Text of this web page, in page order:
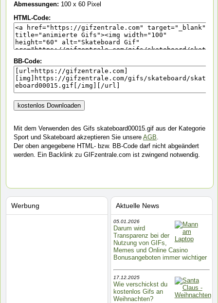
Abmessungen: 100 x 60 Pixel
HTML-Code:
BB-Code:
Mit dem Verwenden des Gifs skateboard00015.gif aus der Kategorie
Sport und Skateboard akzeptieren Sie unsere AGB.
Der oben angegebene HTML- bzw. BB-Code darf nicht abgeändert
werden. Ein Backlink zu GIFzentrale.com ist zwingend notwendig.
Aktuelle News
05.01.2026
Darum wird
Transparenz bei der
Nutzung von GIFs,
Memes und Online Casino
Bonusangeboten immer wichtiger
17.12.2025
Wie verschickst du
kostenlos Gifs an
Weihnachten?
Werbung